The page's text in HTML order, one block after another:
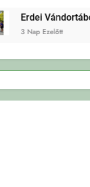
Erdei Vándortábor a
3 Nap Ezelőtt